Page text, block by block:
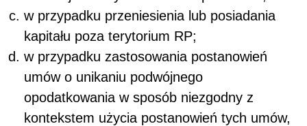
w przypadku przeniesienia lub posiadania
kapitału poza terytorium RP;
w przypadku zastosowania postanowień
umów o unikaniu podwójnego
opodatkowania w sposób niezgodny z
kontekstem użycia postanowień tych umów,